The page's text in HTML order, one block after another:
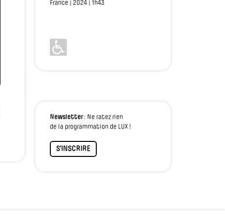
France | 2024 | 1h43
Newsletter: Ne ratez rien
de la programmation de LUX !
S'INSCRIRE